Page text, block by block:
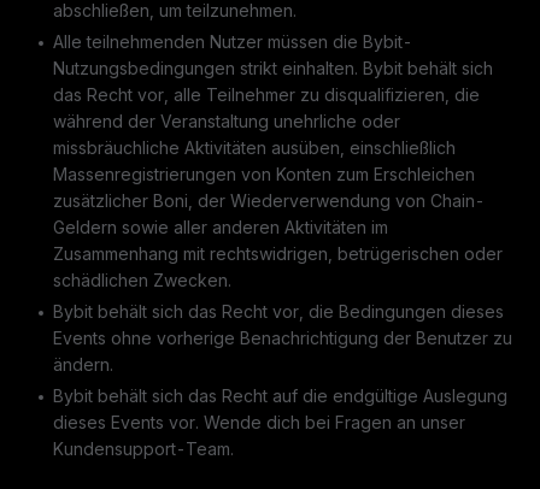
abschließen, um teilzunehmen.
Alle teilnehmenden Nutzer müssen die Bybit-
Nutzungsbedingungen strikt einhalten. Bybit behält sich
das Recht vor, alle Teilnehmer zu disqualifizieren, die
während der Veranstaltung unehrliche oder
missbräuchliche Aktivitäten ausüben, einschließlich
Massenregistrierungen von Konten zum Erschleichen
zusätzlicher Boni, der Wiederverwendung von Chain-
Geldern sowie aller anderen Aktivitäten im
Zusammenhang mit rechtswidrigen, betrügerischen oder
schädlichen Zwecken.
Bybit behält sich das Recht vor, die Bedingungen dieses
Events ohne vorherige Benachrichtigung der Benutzer zu
ändern.
Bybit behält sich das Recht auf die endgültige Auslegung
dieses Events vor. Wende dich bei Fragen an unser
Kundensupport-Team.